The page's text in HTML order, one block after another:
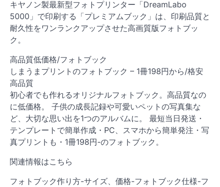
キヤノン製最新型フォトプリンター「DreamLabo
5000」で印刷する「プレミアムブック」は、印刷品質と
耐久性をワンランクアップさせた高画質版フォトブッ
ク。
高品質低価格/フォトブック
しまうまプリントのフォトブック – 1冊198円から/格安
高品質
初心者でも作れるオリジナルフォトブック。高品質なの
に低価格。 子供の成長記録や可愛いペットの写真集な
ど、大切な思い出を1つのアルバムに。 最短当日発送・
テンプレートで簡単作成・PC、スマホから簡単発注・写
真プリントも・1冊198円-のフォトブック。
関連情報はこちら
フォトブック作り方-サイズ、価格-フォトブック仕様-フ